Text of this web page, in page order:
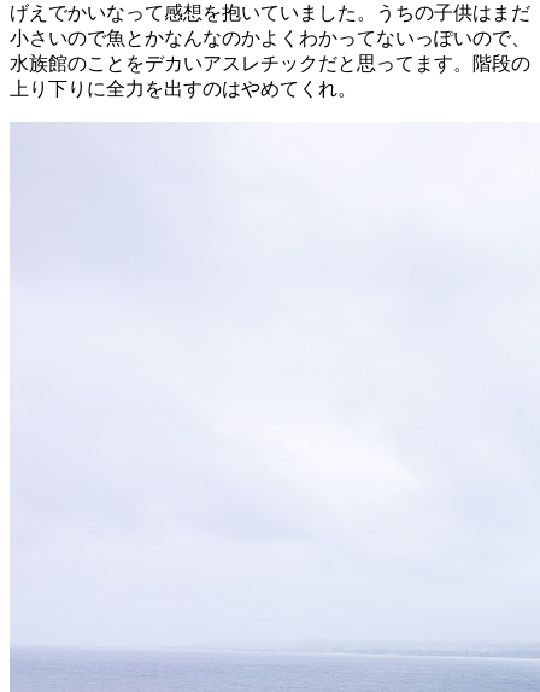
げえでかいなって感想を抱いていました。うちの子供はまだ
小さいので魚とかなんなのかよくわかってないっぽいので、
水族館のことをデカいアスレチックだと思ってます。階段の
上り下りに全力を出すのはやめてくれ。